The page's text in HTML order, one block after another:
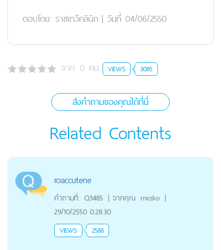
ตอบโดย: ราชเทวีคลินิก | วันที่ 04/06/2550
จาก: 0 คน VIEWS 3085
ส่งคำถามของคุณได้ที่นี่
Related Contents
roaccutene
คำถามที่: Q3485 | จากคุณ miciko |
29/10/2550 0:28:30
VIEWS 2588